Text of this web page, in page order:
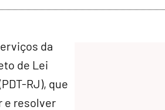
da
de Lei
RJ), que
e resolver